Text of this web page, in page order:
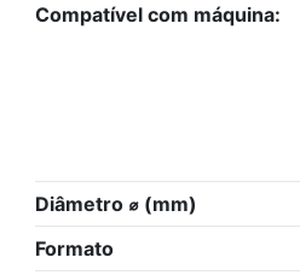
Compatível com máquina:
Diâmetro ⌀ (mm)
Formato